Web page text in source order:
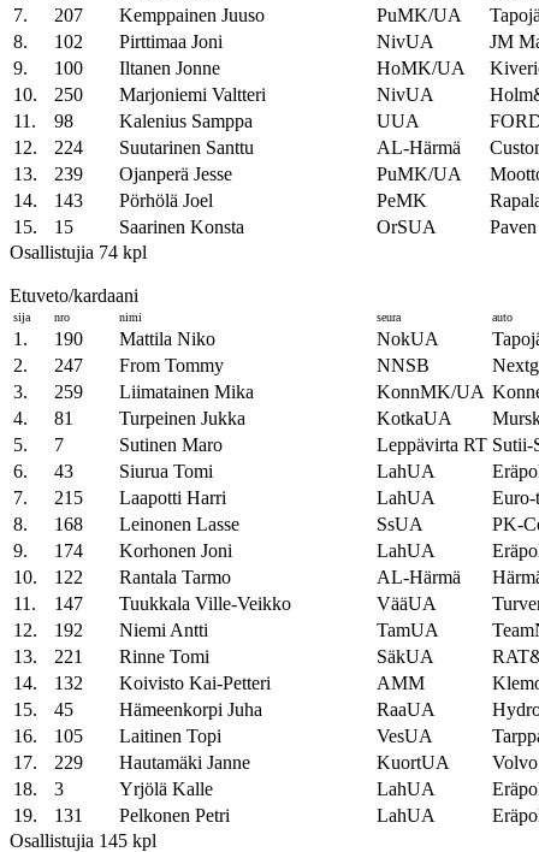
7.
207 Kemppainen Juuso PuMK/UA
8.
102 Pirttimaa Joni NivUA
JM
9.
100 Iltanen Jonne HoMK/UA
10.
250 Marjoniemi Valtteri NivUA
11.
98 Kalenius Samppa UUA
12.
224 Suutarinen Santtu AL-Härmä
13.
239 Ojanperä Jesse PuMK/UA
14.
143 Pörhölä Joel PeMK
15.
15 Saarinen Konsta OrSUA
Osallistujia 74 kpl
Etuveto/kardaani
sija nro nimi seura auto
1. 190 Mattila Niko NokUA
2.
247 From Tommy NNSB
3.
259 Liimatainen Mika KonnMK/UA
4.
81 Turpeinen Jukka KotkaUA
5.
7 Sutinen Maro Leppävirta RT Sutii-
6.
43 Siurua Tomi LahUA
7.
215 Laapotti Harri LahUA
8.
168 Leinonen Lasse SsUA
PK-
9.
174 Korhonen Joni LahUA
10.
122 Rantala Tarmo AL-Härmä
11.
147 Tuukkala Ville-Veikko VääUA
12.
192 Niemi Antti TamUA
13.
221 Rinne Tomi SäkUA
14.
132 Koivisto Kai-Petteri AMM
15.
45 Hämeenkorpi Juha RaaUA
16.
105 Laitinen Topi VesUA
17.
229 Hautamäki Janne KuortUA
18.
3 Yrjölä Kalle LahUA
19.
131 Pelkonen Petri LahUA
Osallistujia 145 kpl